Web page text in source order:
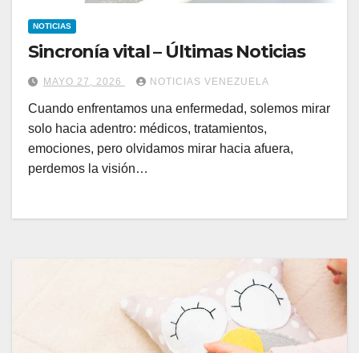
NOTICIAS
Sincronía vital – Últimas Noticias
MAYO 27, 2026 NOTICIAS VENEZUELA
Cuando enfrentamos una enfermedad, solemos mirar
solo hacia adentro: médicos, tratamientos,
emociones, pero olvidamos mirar hacia afuera,
perdemos la visión…